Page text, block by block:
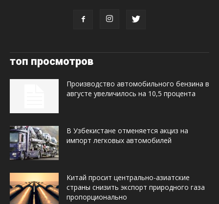
топ просмотров
Производство автомобильного бензина в
августе увеличилось на 10,5 процента
В Узбекистане отменяется акциз на
импорт легковых автомобилей
Китай просит центрально-азиатские
страны снизить экспорт природного газа
пропорционально